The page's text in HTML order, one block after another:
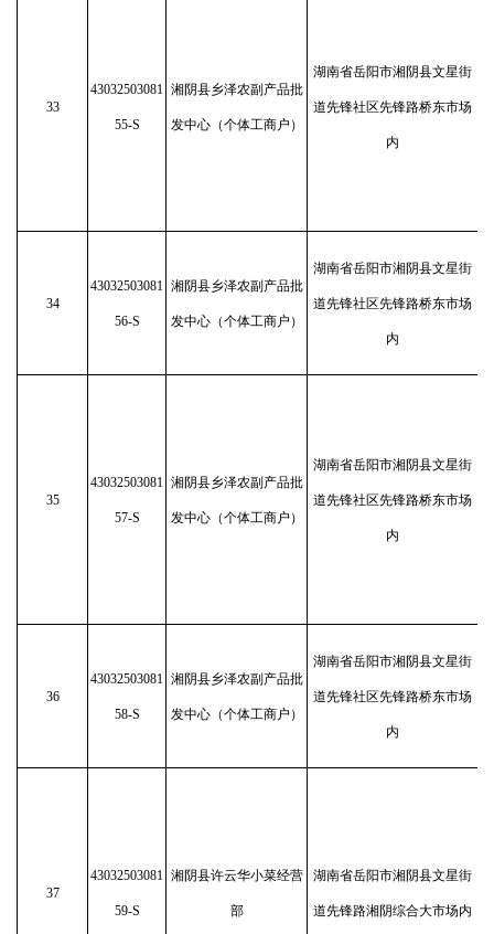
33
43032503081
55-S
湘阴县乡泽农副产品批
发中心（个体工商户）
湖南省岳阳市湘阴县文星街
道先锋社区先锋路桥东市场
内
34
43032503081
56-S
湘阴县乡泽农副产品批
发中心（个体工商户）
湖南省岳阳市湘阴县文星街
道先锋社区先锋路桥东市场
内
35
43032503081
57-S
湘阴县乡泽农副产品批
发中心（个体工商户）
湖南省岳阳市湘阴县文星街
道先锋社区先锋路桥东市场
内
36
43032503081
58-S
湘阴县乡泽农副产品批
发中心（个体工商户）
湖南省岳阳市湘阴县文星街
道先锋社区先锋路桥东市场
内
37
43032503081
59-S
湘阴县许云华小菜经营
部
湖南省岳阳市湘阴县文星街
道先锋路湘阴综合大市场内